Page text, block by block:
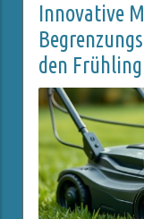
Innovative
den Frühling